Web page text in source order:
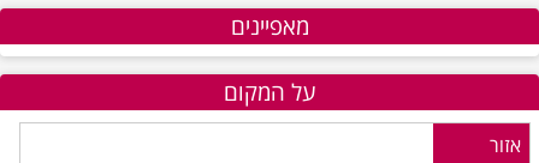
מאפיינים
על המקום
אזור